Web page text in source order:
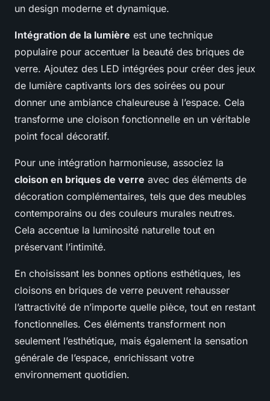
un design moderne et dynamique.
Intégration de la lumière est une technique
populaire pour accentuer la beauté des briques de
verre. Ajoutez des LED intégrées pour créer des jeux
de lumière captivants lors des soirées ou pour
donner une ambiance chaleureuse à l’espace. Cela
transforme une cloison fonctionnelle en un véritable
point focal décoratif.
Pour une intégration harmonieuse, associez la
cloison en briques de verre avec des éléments de
décoration complémentaires, tels que des meubles
contemporains ou des couleurs murales neutres.
Cela accentue la luminosité naturelle tout en
préservant l’intimité.
En choisissant les bonnes options esthétiques, les
cloisons en briques de verre peuvent rehausser
l’attractivité de n’importe quelle pièce, tout en restant
fonctionnelles. Ces éléments transforment non
seulement l’esthétique, mais également la sensation
générale de l’espace, enrichissant votre
environnement quotidien.